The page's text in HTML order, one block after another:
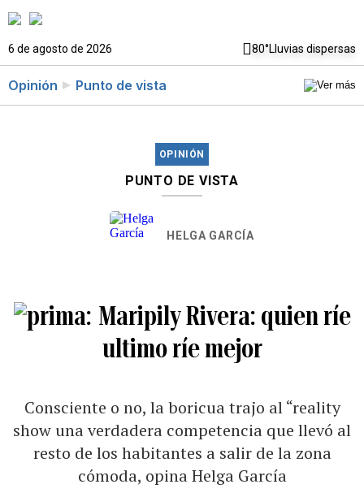
6 de agosto de 2026 80°Lluvias dispersas
Opinión Punto de vista
OPINIÓN
PUNTO DE VISTA
HELGA GARCÍA
Maripily Rivera: quien ríe
ultimo ríe mejor
Consciente o no, la boricua trajo al “reality
show una verdadera competencia que llevó al
resto de los habitantes a salir de la zona
cómoda, opina Helga García